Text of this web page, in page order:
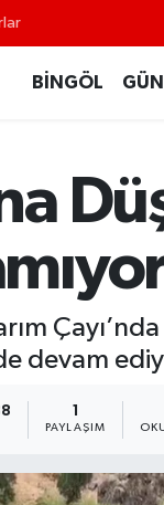
BİNGÖL
devam
PAYLAŞIM